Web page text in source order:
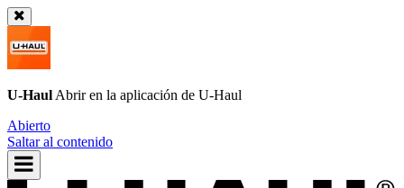
U-Haul Abrir en la aplicación de U-Haul
Abierto
Saltar al contenido